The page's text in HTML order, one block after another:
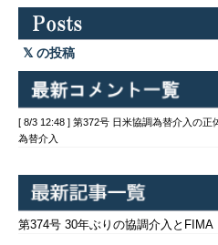
の投稿
[ 8/3 12:48 ] 第372号 日米協調為替介入の正
為替介入
第374号 30年ぶりの協調介入とFIMA